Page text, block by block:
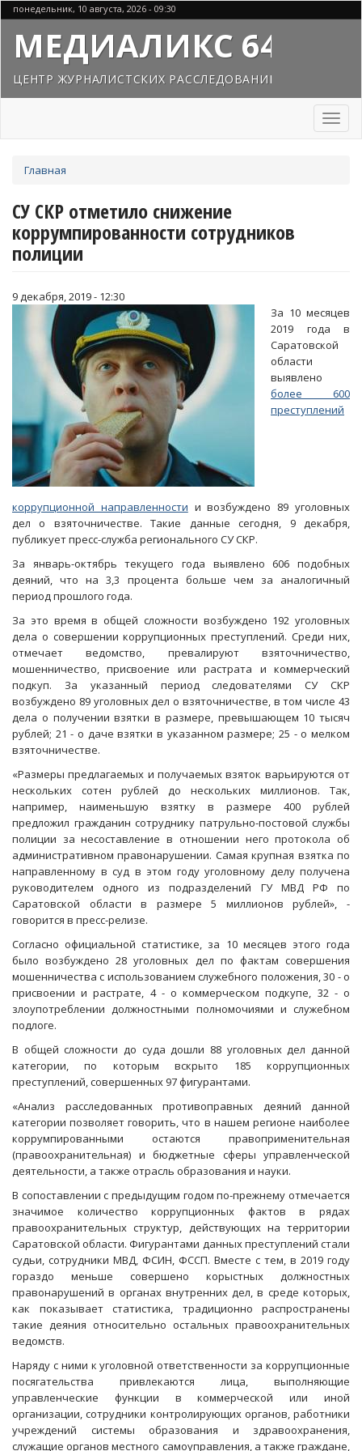
Перейти
к
основному
содержанию
понедельник, 10 августа, 2026 - 09:30
МЕДИАЛИКС 64
ЦЕНТР ЖУРНАЛИСТСКИХ РАССЛЕДОВАНИЙ
Toggle
здесь
Главная
СУ СКР отметило снижение
коррумпированности сотрудников
полиции
9 декабря, 2019 - 12:30
За 10 месяцев
2019 года в
Саратовской
области
выявлено
более 600
преступлений
коррупционной направленности и возбуждено 89 уголовных
дел о взяточничестве. Такие данные сегодня, 9 декабря,
публикует пресс-служба регионального СУ СКР.
За январь-октябрь текущего года выявлено 606 подобных
деяний, что на 3,3 процента больше чем за аналогичный
период прошлого года.
За это время в общей сложности возбуждено 192 уголовных
дела о совершении коррупционных преступлений. Среди них,
отмечает ведомство, превалируют взяточничество,
мошенничество, присвоение или растрата и коммерческий
подкуп. За указанный период следователями СУ СКР
возбуждено 89 уголовных дел о взяточничестве, в том числе 43
дела о получении взятки в размере, превышающем 10 тысяч
рублей; 21 - о даче взятки в указанном размере; 25 - о мелком
взяточничестве.
«Размеры предлагаемых и получаемых взяток варьируются от
нескольких сотен рублей до нескольких миллионов. Так,
например, наименьшую взятку в размере 400 рублей
предложил гражданин сотруднику патрульно-постовой службы
полиции за несоставление в отношении него протокола об
административном правонарушении. Самая крупная взятка по
направленному в суд в этом году уголовному делу получена
руководителем одного из подразделений ГУ МВД РФ по
Саратовской области в размере 5 миллионов рублей», -
говорится в пресс-релизе.
Согласно официальной статистике, за 10 месяцев этого года
было возбуждено 28 уголовных дел по фактам совершения
мошенничества с использованием служебного положения, 30 - о
присвоении и растрате, 4 - о коммерческом подкупе, 32 - о
злоупотреблении должностными полномочиями и служебном
подлоге.
В общей сложности до суда дошли 88 уголовных дел данной
категории, по которым вскрыто 185 коррупционных
преступлений, совершенных 97 фигурантами.
«Анализ расследованных противоправных деяний данной
категории позволяет говорить, что в нашем регионе наиболее
коррумпированными остаются правоприменительная
(правоохранительная) и бюджетные сферы управленческой
деятельности, а также отрасль образования и науки.
В сопоставлении с предыдущим годом по-прежнему отмечается
значимое количество коррупционных фактов в рядах
правоохранительных структур, действующих на территории
Саратовской области. Фигурантами данных преступлений стали
судьи, сотрудники МВД, ФСИН, ФССП. Вместе с тем, в 2019 году
гораздо меньше совершено корыстных должностных
правонарушений в органах внутренних дел, в среде которых,
как показывает статистика, традиционно распространены
такие деяния относительно остальных правоохранительных
ведомств.
Наряду с ними к уголовной ответственности за коррупционные
посягательства привлекаются лица, выполняющие
управленческие функции в коммерческой или иной
организации, сотрудники контролирующих органов, работники
учреждений системы образования и здравоохранения,
служащие органов местного самоуправления, а также граждане,